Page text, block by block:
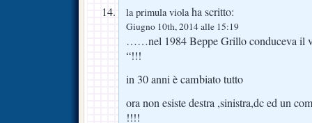
la primula violaha scritto:
Giugno 10th, 2014 alle 15:19
……nel 1984 Beppe Grillo conduceva il
“!!!
in 30 anni è cambiato tutto
ora non esiste destra ,sinistra,dc ed un
!!!!